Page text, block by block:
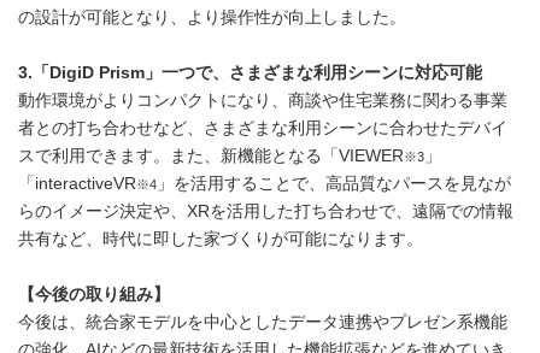
の設計が可能となり、より操作性が向上しました。
3. 「 DigiD Prism 」一つで、さまざまな利用シーンに対応可能
動作環境がよりコンパクトになり、商談や住宅業務に関わる事業
者との打ち合わせなど、さまざまな利用シーンに合わせたデバイ
スで利用できます。また、新機能となる「VIEWER※3 」
「interactiveVR※4 」を活用することで、高品質なパースを見なが
らのイメージ決定や、XRを活用した打ち合わせで、遠隔での情報
共有など、時代に即した家づくりが可能になります。
【今後の取り組み】
今後は、統合家モデルを中心としたデータ連携やプレゼン系機能